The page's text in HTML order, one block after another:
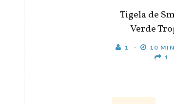
Tigela de
Verde
1 10
1